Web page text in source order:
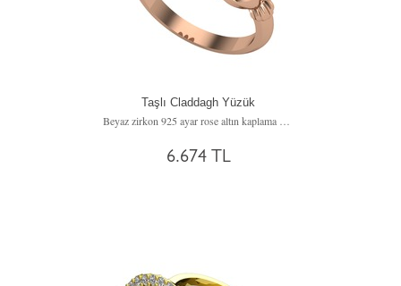
Taşlı Claddagh Yüzük
6.674 TL